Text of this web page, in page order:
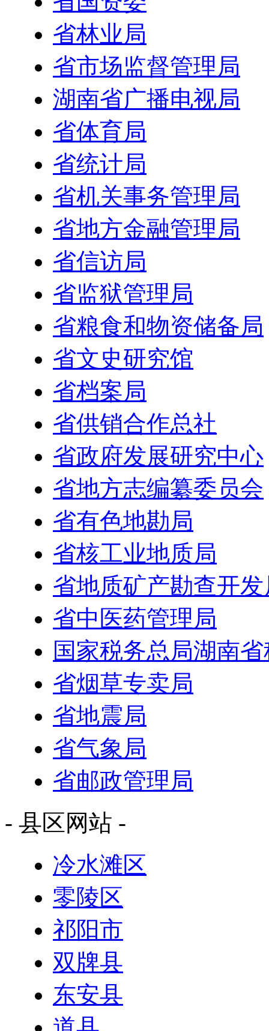
省林业局
省市场监督管理局
湖南省广播电视局
省体育局
省统计局
省机关事务管理局
省地方金融管理局
省信访局
省监狱管理局
省粮食和物资储备局
省文史研究馆
省档案局
省供销合作总社
省政府发展研究中心
省地方志编纂委员会
省有色地勘局
省核工业地质局
省地质矿产勘查开发
省中医药管理局
国家税务总局湖南
省烟草专卖局
省地震局
省气象局
省邮政管理局
- 县区网站 -
冷水滩区
零陵区
祁阳市
双牌县
东安县